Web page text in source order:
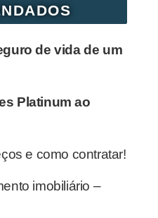
de vida de um
Platinum ao
e como contratar!
imobiliário –